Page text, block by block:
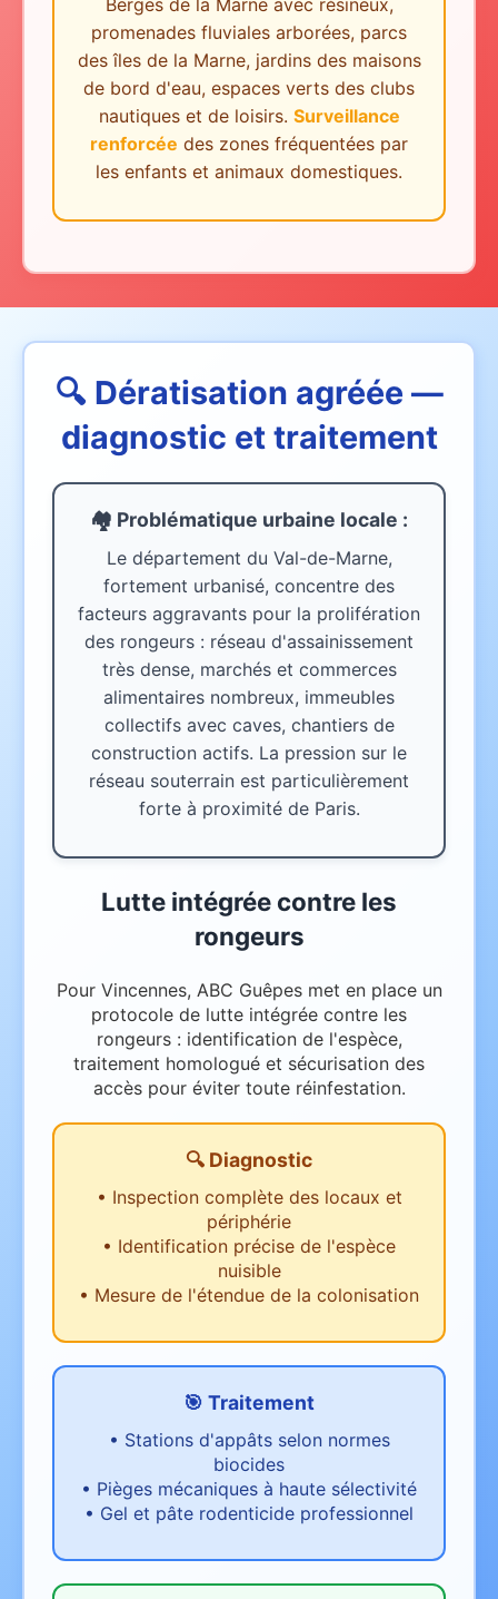
Berges de la Marne avec résineux,
promenades fluviales arborées, parcs
des îles de la Marne, jardins des maisons
de bord d'eau, espaces verts des clubs
nautiques et de loisirs. Surveillance
renforcée des zones fréquentées par
les enfants et animaux domestiques.
🔍 Dératisation agréée —
diagnostic et traitement
🏘️ Problématique urbaine locale :
Le département du Val-de-Marne,
fortement urbanisé, concentre des
facteurs aggravants pour la prolifération
des rongeurs : réseau d'assainissement
très dense, marchés et commerces
alimentaires nombreux, immeubles
collectifs avec caves, chantiers de
construction actifs. La pression sur le
réseau souterrain est particulièrement
forte à proximité de Paris.
Lutte intégrée contre les
rongeurs
Pour Vincennes, ABC Guêpes met en place un
protocole de lutte intégrée contre les
rongeurs : identification de l'espèce,
traitement homologué et sécurisation des
accès pour éviter toute réinfestation.
🔍 Diagnostic
• Inspection complète des locaux et
périphérie
• Identification précise de l'espèce
nuisible
• Mesure de l'étendue de la colonisation
🎯 Traitement
• Stations d'appâts selon normes
biocides
• Pièges mécaniques à haute sélectivité
• Gel et pâte rodenticide professionnel